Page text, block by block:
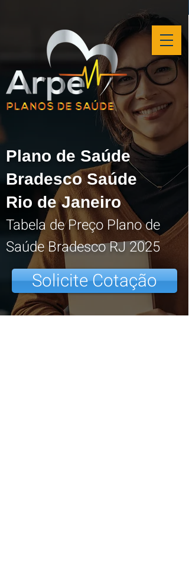
Solicite Cotação
Plano de Saúde
Bradesco Saúde
Rio de Janeiro
Tabela de Preço Plano de
Saúde Bradesco RJ 2025